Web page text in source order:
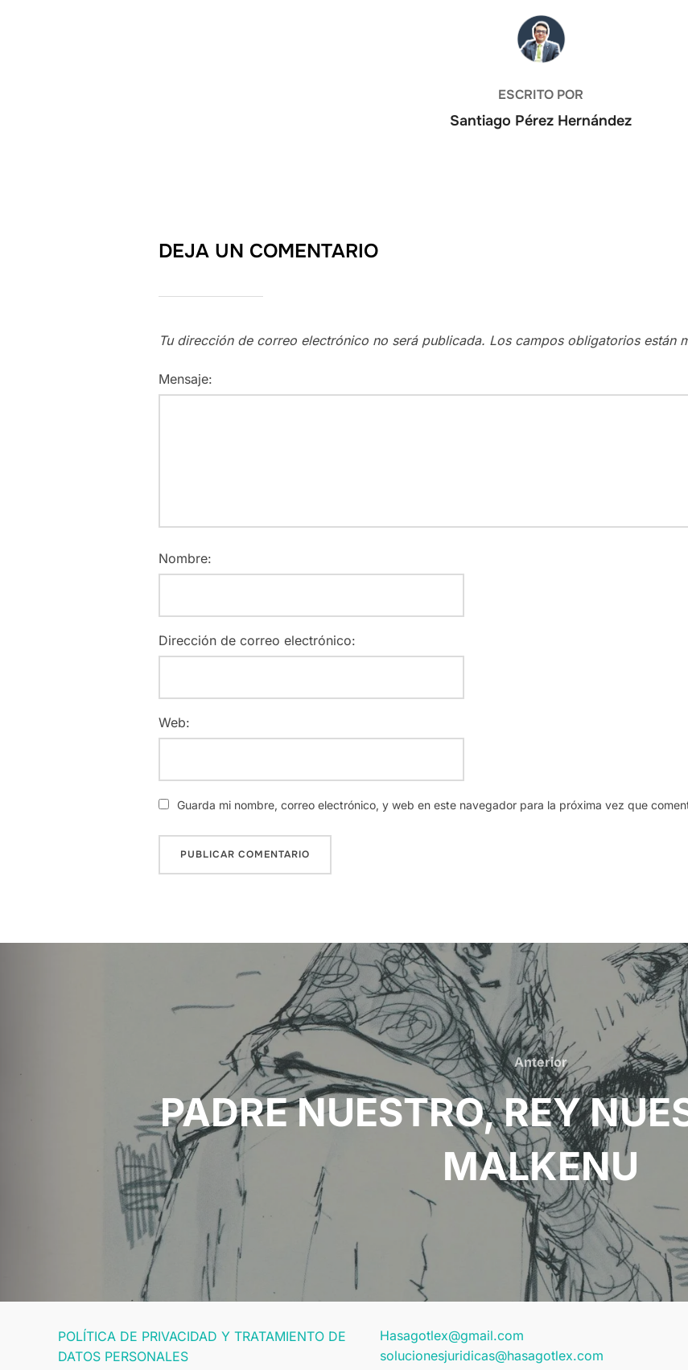
AUTOR DE LA ENTRADA
ESCRITO POR
Santiago Pérez Hernández
DEJA UN COMENTARIO
Tu dirección de correo electrónico no será publicada. Los campos obligatorios están
Mensaje:
Nombre:
Dirección de correo electrónico:
Web:
Guarda mi nombre, correo electrónico, y web en este navegador para la próxima vez que
Anterior
Anterior
PADRE NUESTRO, REY
MALKENU
POLÍTICA DE PRIVACIDAD Y TRATAMIENTO DE
DATOS PERSONALES
Hasagotlex@gmail.com
solucionesjuridicas@hasagotlex.com